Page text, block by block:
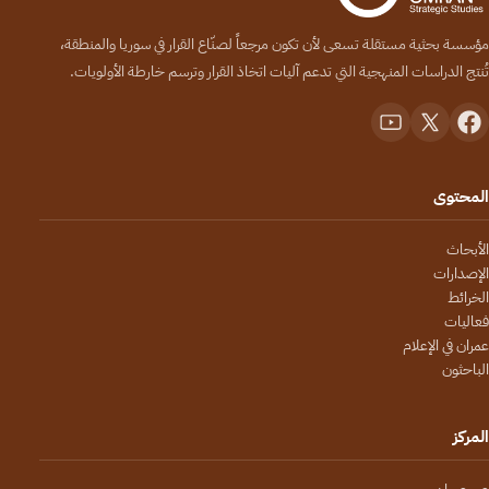
مؤسسة بحثية مستقلة تسعى لأن تكون مرجعاً لصنّاع القرار في سوريا والمنطقة،
تُنتج الدراسات المنهجية التي تدعم آليات اتخاذ القرار وترسم خارطة الأولويات.
المحتوى
الأبحاث
الإصدارات
الخرائط
فعاليات
عمران في الإعلام
الباحثون
المركز